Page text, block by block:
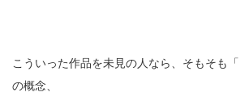
こういった作品を未見の人なら、そもそも
の概念、